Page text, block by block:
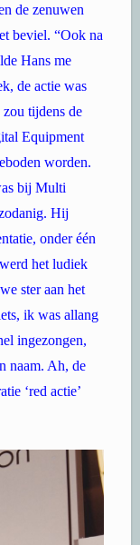
de zenuwen
beviel. “Ook na
Hans me
de actie was
tijdens de
Equipment
worden.
bij Multi
Hij
onder één
het ludiek
ster aan het
ik was allang
ingezongen,
naam. Ah, de
‘red actie’